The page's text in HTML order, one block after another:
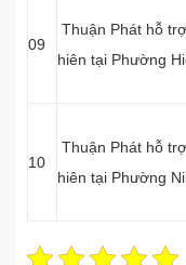
09
Thuận Phát hỗ
hiên tại Phường
10
Thuận Phát hỗ
hiên tại Phường